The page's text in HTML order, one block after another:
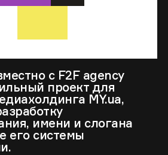
с F2F agency
проект для
MY.ua,
имени и слогана
его системы